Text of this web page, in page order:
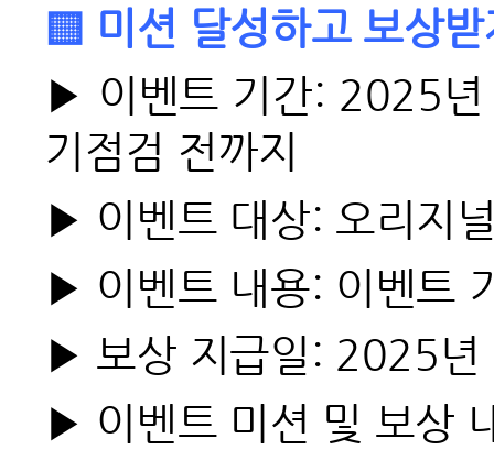
▒ 미션 달성하고 보상
▶ 이벤트 기간: 2025
기점검 전까지
▶ 이벤트 대상: 오리지
▶ 이벤트 내용: 이벤트
▶ 보상 지급일: 2025년
▶ 이벤트 미션 및 보상